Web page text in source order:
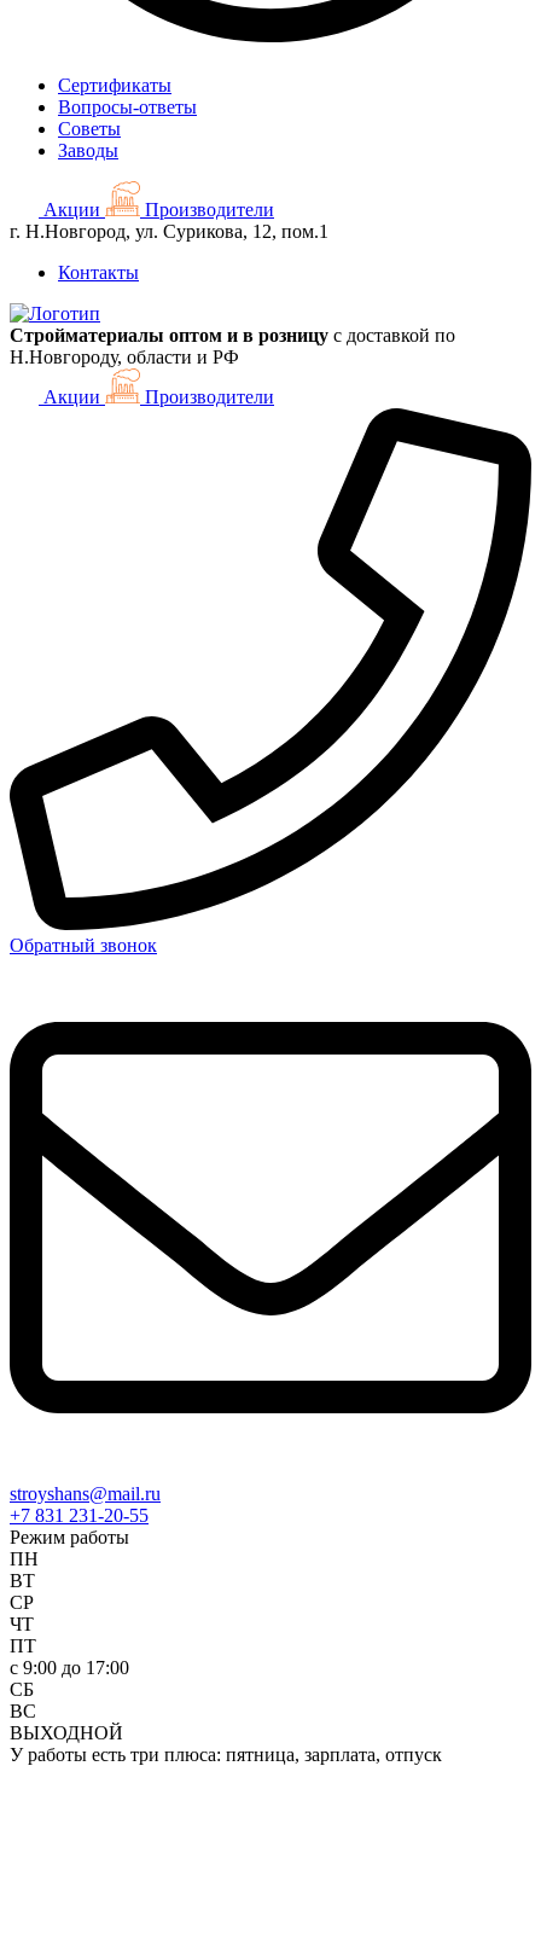
Сертификаты
Вопросы-ответы
Советы
Заводы
Акции
Производители
г. Н.Новгород, ул. Сурикова, 12, пом.1
Контакты
Стройматериалы оптом и в розницу с доставкой по
Н.Новгороду, области и РФ
Акции
Производители
Обратный звонок
stroyshans@mail.ru
+7 831 231-20-55
Режим работы
ПН
ВТ
СР
ЧТ
ПТ
c 9:00 до 17:00
СБ
ВС
ВЫХОДНОЙ
У работы есть три плюса: пятница, зарплата, отпуск